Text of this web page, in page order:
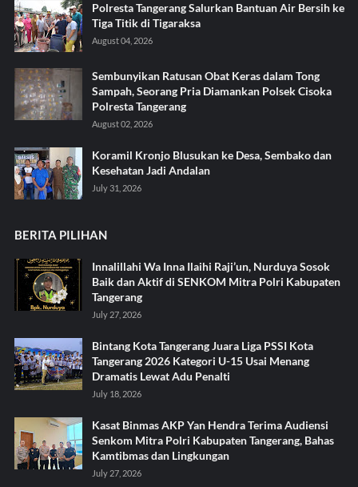
Polresta Tangerang Salurkan Bantuan Air Bersih ke
Tiga Titik di Tigaraksa ‎
August 04, 2026
Sembunyikan Ratusan Obat Keras dalam Tong
Sampah, Seorang Pria Diamankan Polsek Cisoka
Polresta Tangerang
August 02, 2026
Koramil Kronjo Blusukan ke Desa, Sembako dan
Kesehatan Jadi Andalan ‎
July 31, 2026
BERITA PILIHAN
Innalillahi Wa Inna Ilaihi Raji’un, Nurduya Sosok
Baik dan Aktif di SENKOM Mitra Polri Kabupaten
Tangerang
July 27, 2026
Bintang Kota Tangerang Juara Liga PSSI Kota
Tangerang 2026 Kategori U-15 Usai Menang
Dramatis Lewat Adu Penalti
July 18, 2026
Kasat Binmas AKP Yan Hendra Terima Audiensi
Senkom Mitra Polri Kabupaten Tangerang, Bahas
Kamtibmas dan Lingkungan
July 27, 2026